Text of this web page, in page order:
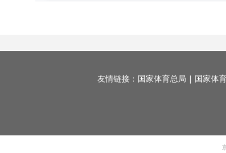
友情链接： 国家体育总局 | 国家体